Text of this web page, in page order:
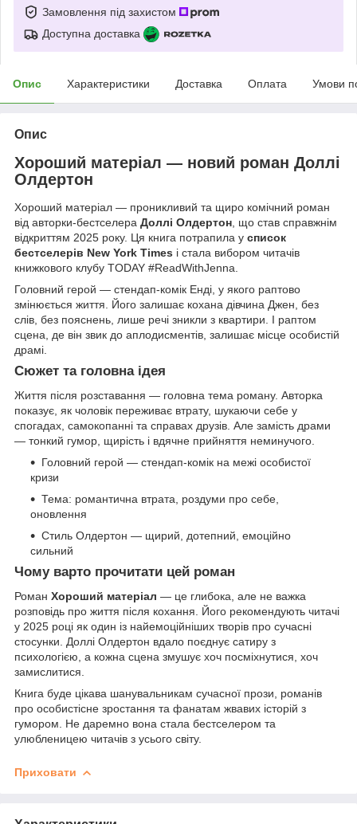
Замовлення під захистом
Доступна доставка
Опис Характеристики Доставка Оплата Умови
Опис
Хороший матеріал — новий роман Доллі
Олдертон
Хороший матеріал — проникливий та щиро комічний роман
від авторки-бестселера Доллі Олдертон, що став справжнім
відкриттям 2025 року. Ця книга потрапила у список
бестселерів New York Times і стала вибором читачів
книжкового клубу TODAY #ReadWithJenna.
Головний герой — стендап-комік Енді, у якого раптово
змінюється життя. Його залишає кохана дівчина Джен, без
слів, без пояснень, лише речі зникли з квартири. І раптом
сцена, де він звик до аплодисментів, залишає місце особистій
драмі.
Сюжет та головна ідея
Життя після розставання — головна тема роману. Авторка
показує, як чоловік переживає втрату, шукаючи себе у
спогадах, самокопанні та справах друзів. Але замість драми
— тонкий гумор, щирість і вдячне прийняття неминучого.
Головний герой — стендап-комік на межі особистої
кризи
Тема: романтична втрата, роздуми про себе,
оновлення
Стиль Олдертон — щирий, дотепний, емоційно
сильний
Чому варто прочитати цей роман
Роман Хороший матеріал — це глибока, але не важка
розповідь про життя після кохання. Його рекомендують читачі
у 2025 році як один із найемоційніших творів про сучасні
стосунки. Доллі Олдертон вдало поєднує сатиру з
психологією, а кожна сцена змушує хоч посміхнутися, хоч
замислитися.
Книга буде цікава шанувальникам сучасної прози, романів
про особистісне зростання та фанатам жвавих історій з
гумором. Не даремно вона стала бестселером та
улюбленицею читачів з усього світу.
Приховати